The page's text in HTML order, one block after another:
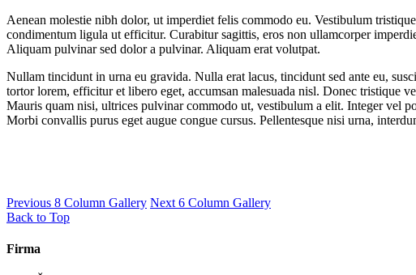
Aenean molestie nibh dolor, ut imperdiet felis commodo eu. Vestibulum
condimentum ligula ut efficitur. Curabitur sagittis, eros non ullamcorper
Aliquam pulvinar sed dolor a pulvinar. Aliquam erat volutpat.
Nullam tincidunt in urna eu gravida. Nulla erat lacus, tincidunt sed ante eu,
tortor lorem, efficitur et libero eget, accumsan malesuada nisl. Donec tristique
Mauris quam nisi, ultrices pulvinar commodo ut, vestibulum a elit. Integer vel
Morbi convallis purus eget augue congue cursus. Pellentesque nisi urna,
Previous 8 Column Gallery Next 6 Column Gallery
Back to Top
Firma